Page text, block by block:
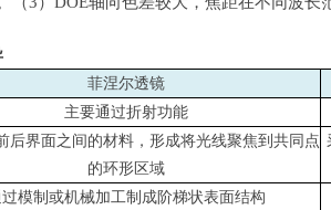
菲涅尔透镜
主要通过折射功能
后界面之间的材料，形成将光线聚焦到共同点
的环形区域
模制或机械加工制成阶梯状表面结构